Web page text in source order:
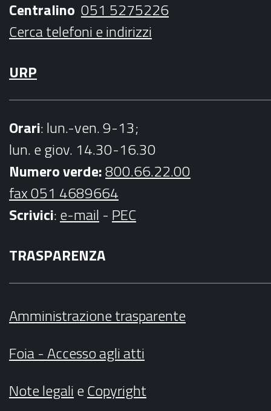
m
Centralino 051 5275226
Cerca telefoni e indirizzi
URP
Orari: lun.-ven. 9-13;
lun. e giov. 14.30-16.30
Numero verde:800.66.22.00
fax 051 4689664
Scrivici:e-mail - PEC
TRASPARENZA
Amministrazione trasparente
Foia - Accesso agli atti
Note legalieCopyright